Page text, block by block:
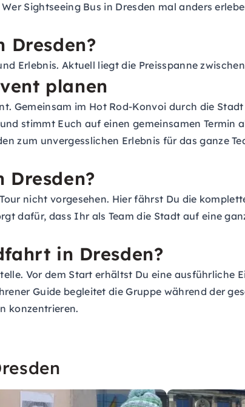
Sightseeing Bus in Dresden mal anders
Erlebnis. Aktuell liegt die Preisspanne
planen
Gemeinsam im Hot Rod-Konvoi durch die
stimmt Euch auf einen gemeinsamen Termin
zum unvergesslichen Erlebnis für das ganze
Dresden?
nicht vorgesehen. Hier fährst Du die
dafür, dass Ihr als Team die Stadt auf eine
in Dresden?
Vor dem Start erhältst Du eine ausführliche
Guide begleitet die Gruppe während der
konzentrieren.